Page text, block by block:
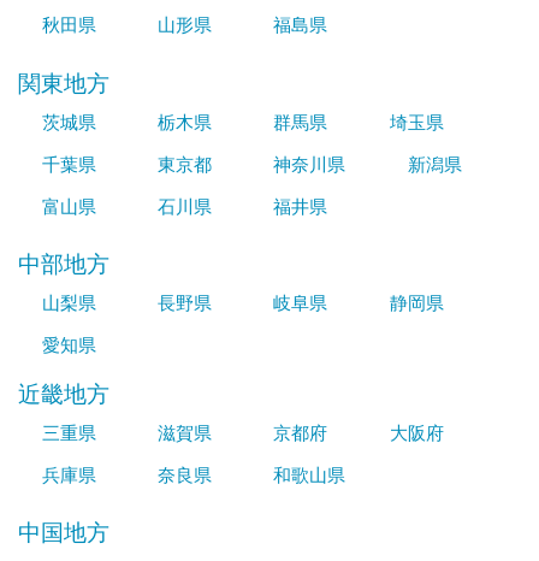
秋田県
山形県 福島県
関東地方
茨城県 栃木県 群馬県
埼玉県
千葉県
東京都 神奈川県
新潟県
富山県
石川県 福井県
中部地方
山梨県 長野県 岐阜県
静岡県
愛知県
近畿地方
三重県 滋賀県 京都府
大阪府
兵庫県
奈良県 和歌山県
中国地方